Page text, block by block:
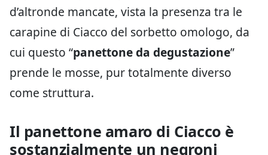
d’altronde mancate, vista la presenza tra le
carapine di Ciacco del sorbetto omologo, da
cui questo “panettone da degustazione”
prende le mosse, pur totalmente diverso
come struttura.
Il panettone amaro di Ciacco è
sostanzialmente un negroni